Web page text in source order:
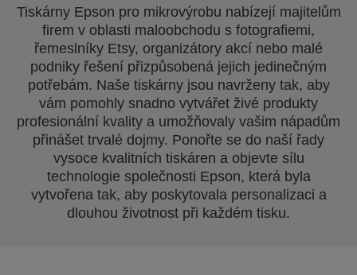
Tiskárny Epson pro mikrovýrobu nabízejí majitelům
firem v oblasti maloobchodu s fotografiemi,
řemeslníky Etsy, organizátory akcí nebo malé
podniky řešení přizpůsobená jejich jedinečným
potřebám. Naše tiskárny jsou navrženy tak, aby
vám pomohly snadno vytvářet živé produkty
profesionální kvality a umožňovaly vašim nápadům
přinášet trvalé dojmy. Ponořte se do naší řady
vysoce kvalitních tiskáren a objevte sílu
technologie společnosti Epson, která byla
vytvořena tak, aby poskytovala personalizaci a
dlouhou životnost při každém tisku.